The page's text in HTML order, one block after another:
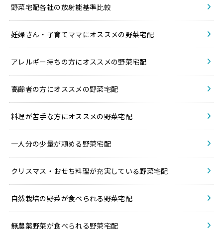
野菜宅配各社の放射能基準比較
妊婦さん・子育てママにオススメの野菜宅配
アレルギー持ちの方にオススメの野菜宅配
高齢者の方にオススメの野菜宅配
料理が苦手な方にオススメの野菜宅配
一人分の少量が頼める野菜宅配
クリスマス・おせち料理が充実している野菜宅配
自然栽培の野菜が食べられる野菜宅配
無農薬野菜が食べられる野菜宅配